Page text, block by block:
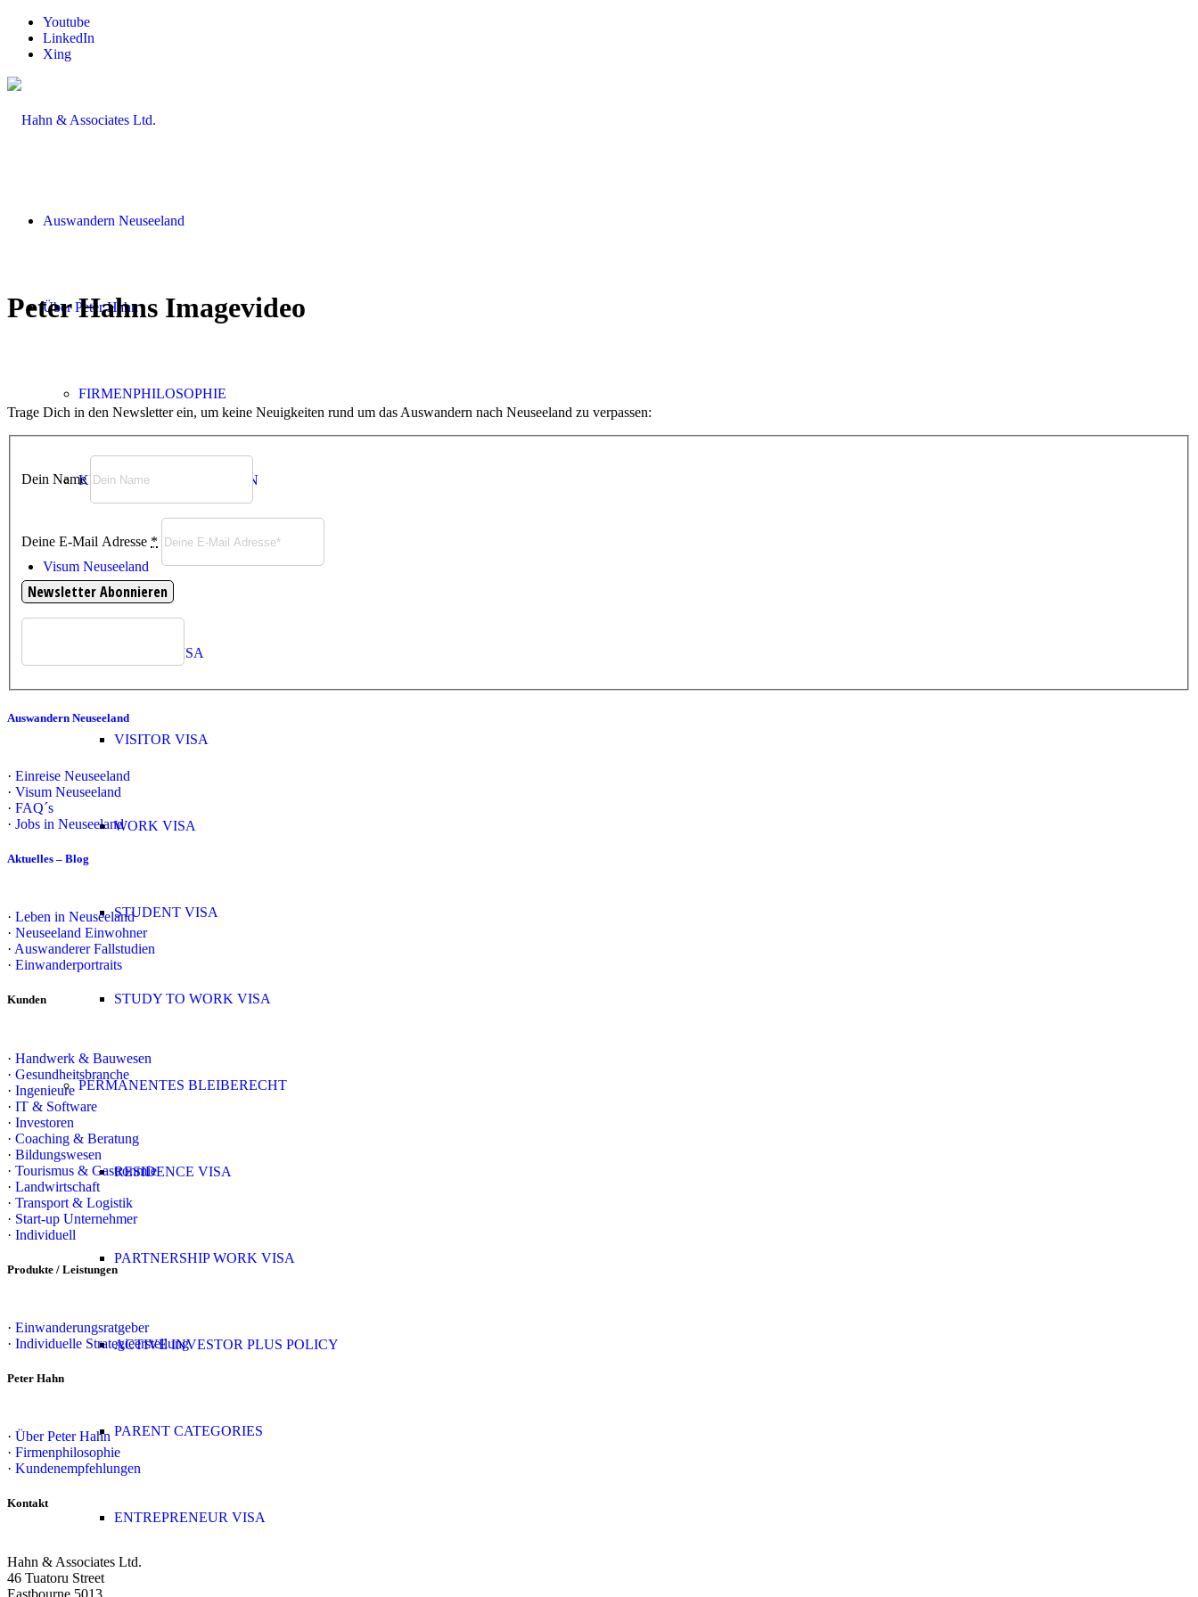
Youtube
LinkedIn
Xing
Auswandern Neuseeland
Über Peter Hahn
FIRMENPHILOSOPHIE
KUNDENEMPFEHLUNGEN
Visum Neuseeland
TEMPORARY VISA
VISITOR VISA
WORK VISA
STUDENT VISA
STUDY TO WORK VISA
PERMANENTES BLEIBERECHT
RESIDENCE VISA
PARTNERSHIP WORK VISA
ACTIVE INVESTOR PLUS POLICY
PARENT CATEGORIES
ENTREPRENEUR VISA
Peter Hahns Imagevideo
Trage Dich in den Newsletter ein, um keine Neuigkeiten rund um das Auswandern nach Neuseeland zu verpassen:
Dein Name
Deine E-Mail Adresse *
Auswandern Neuseeland
· Einreise Neuseeland
· Visum Neuseeland
· FAQ´s
· Jobs in Neuseeland
Aktuelles – Blog
· Leben in Neuseeland
· Neuseeland Einwohner
· Auswanderer Fallstudien
· Einwanderportraits
Kunden
· Handwerk & Bauwesen
· Gesundheitsbranche
· Ingenieure
· IT & Software
· Investoren
· Coaching & Beratung
· Bildungswesen
· Tourismus & Gastronmie
· Landwirtschaft
· Transport & Logistik
· Start-up Unternehmer
· Individuell
Produkte / Leistungen
· Einwanderungsratgeber
· Individuelle Strategieerstellung
Peter Hahn
· Über Peter Hahn
· Firmenphilosophie
· Kundenempfehlungen
Kontakt
Hahn & Associates Ltd.
46 Tuatoru Street
Eastbourne 5013